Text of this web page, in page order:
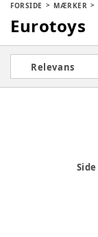
FORSIDE MÆRKER
Eurotoys
Relevans
Side